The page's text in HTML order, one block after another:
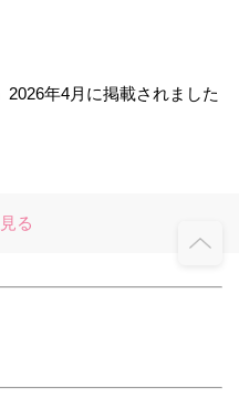
2026年4月に掲載されました
る